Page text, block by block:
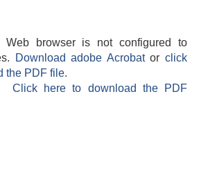
Web browser is not configured to
Download adobe Acrobatorclick
the PDF file.
Click here to download the PDF